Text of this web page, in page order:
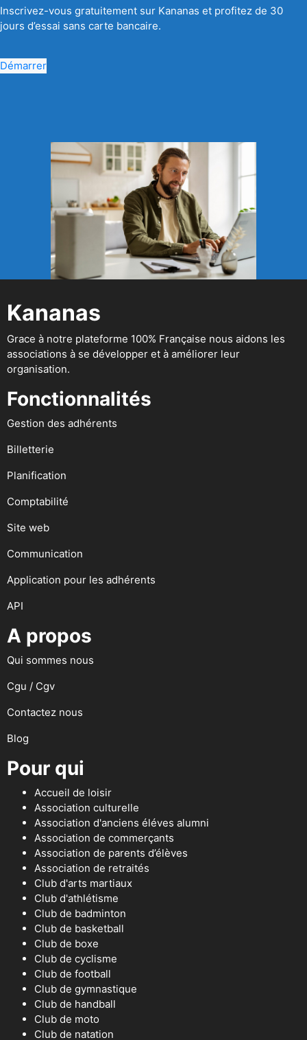
Inscrivez-vous gratuitement sur Kananas et profitez de 30
jours d’essai sans carte bancaire.
Démarrer
Kananas
Grace à notre plateforme 100% Française nous aidons les
associations à se développer et à améliorer leur
organisation.
Fonctionnalités
Gestion des adhérents
Billetterie
Planification
Comptabilité
Site web
Communication
Application pour les adhérents
API
A propos
Qui sommes nous
Cgu / Cgv
Contactez nous
Blog
Pour qui
Accueil de loisir
Association culturelle
Association d'anciens éléves alumni
Association de commerçants
Association de parents d’élèves
Association de retraités
Club d'arts martiaux
Club d'athlétisme
Club de badminton
Club de basketball
Club de boxe
Club de cyclisme
Club de football
Club de gymnastique
Club de handball
Club de moto
Club de natation